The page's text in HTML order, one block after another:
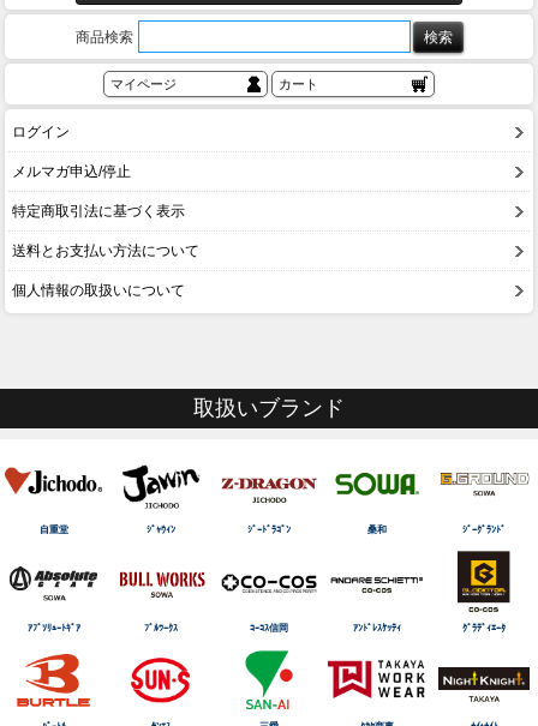
商品検索
マイページ カート
ログイン
メルマガ申込/停止
特定商取引法に基づく表示
送料とお支払い方法について
個人情報の取扱いについて
取扱いブランド
自重堂 ｼﾞｬｳｨﾝ ｼﾞｰﾄﾞﾗｺﾞﾝ 桑和 ｼﾞｰｸﾞﾗﾝﾄﾞ
ｱﾌﾞｿﾘｭｰﾄｷﾞｱ ﾌﾞﾙﾜｰｸｽ ｺｰｺｽ信岡 ｱﾝﾄﾞﾚｽｹｯﾃｨ ｸﾞﾗﾃﾞｨｴｰﾀ